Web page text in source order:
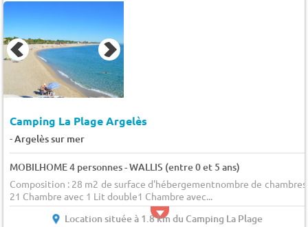
Camping La Plage Argelès
-Argelès sur mer
MOBILHOME 4 personnes - WALLIS (entre 0 et 5 ans)
Composition : 28 m2 de surface d'hébergementnombre de chambres
21 Chambre avec 1 Lit double1 Chambre avec...
Location située à 1.8 km du Camping La Plage